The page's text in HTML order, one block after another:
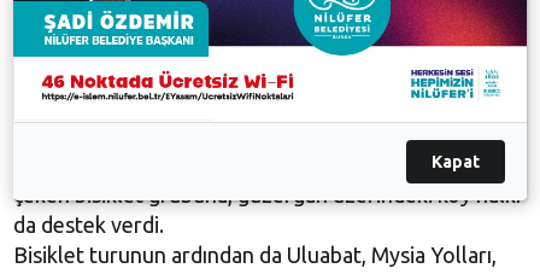
Uluabat Gölü etrafından yaklaşık 6 saat süren tura
200’e yakın bisiklet tutkunu katıldı. Turu katılanlar
bisikletin ne kadar çevreci bir ulaşım aracı olduğuna
dikkat çekerken, sulak alanın korunmasının
gerekliliğine de vurgu yaptı. Buradaki doğal yaşama,
biyoçeşitliliğe, gölün iklimle olan mücadelesine dikkat
çeken bisiklet grubuna, güzergah üzerindeki köy halkı
da destek verdi.
Bisiklet turunun ardından da Uluabat, Mysia Yolları,
Kapat